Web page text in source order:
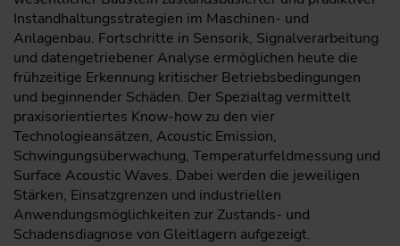
Instandhaltungsstrategien im Maschinen- und
Anlagenbau. Fortschritte in Sensorik, Signalverarbeitung
und datengetriebener Analyse ermöglichen heute die
frühzeitige Erkennung kritischer Betriebsbedingungen
und beginnender Schäden. Der Spezialtag vermittelt
praxisorientiertes Know-how zu den vier
Technologieansätzen, Acoustic Emission,
Schwingungsüberwachung, Temperaturfeldmessung und
Surface Acoustic Waves. Dabei werden die jeweiligen
Stärken, Einsatzgrenzen und industriellen
Anwendungsmöglichkeiten zur Zustands- und
Schadensdiagnose von Gleitlagern aufgezeigt.